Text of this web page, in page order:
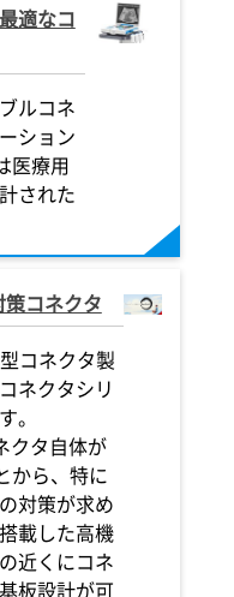
適なコ
ルコネ
ション
医療用
された
策コネクタ
コネクタ製
ネクタシリ
。
クタ自体が
から、特に
対策が求め
載した高機
近くにコネ
板設計が可